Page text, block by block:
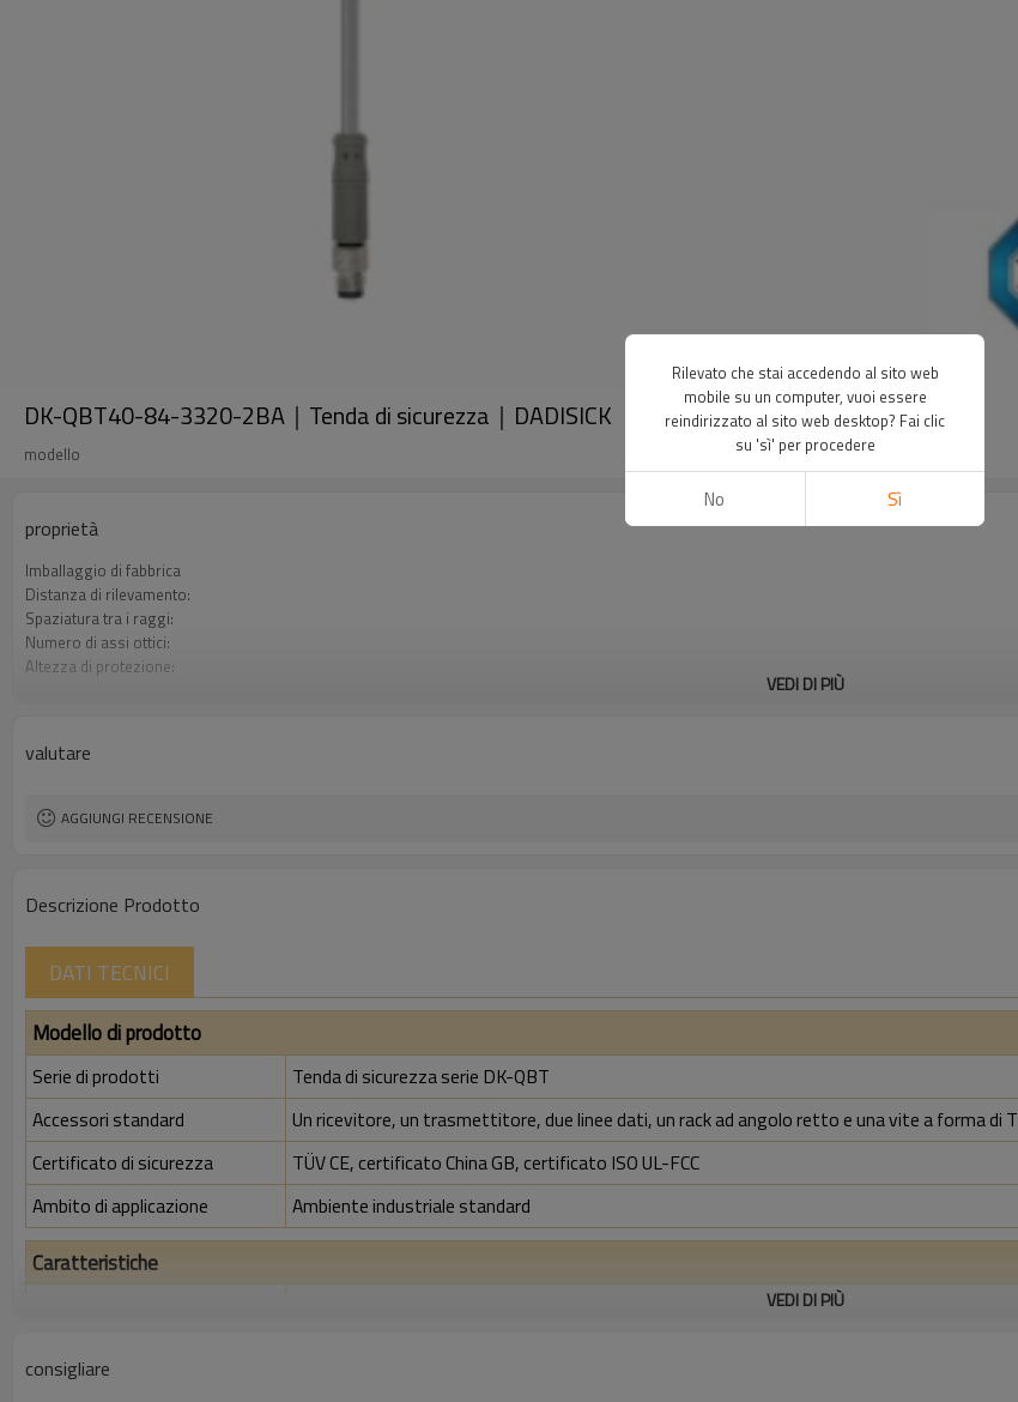
DK-QBT40-84-3320-2BA｜Tenda di sicurezza｜DADISICK
modello
proprietà
Imballaggio di fabbrica
Distanza di rilevamento:
Spaziatura tra i raggi:
Numero di assi ottici:
Altezza di protezione:
VEDI DI PIÙ
valutare
AGGIUNGI RECENSIONE
Descrizione Prodotto
DATI TECNICI
Modello di prodotto
Serie di prodotti
Tenda di sicurezza serie DK-QBT
Accessori standard
Un ricevitore, un trasmettitore, due linee dati, un rack ad angolo retto e una vite a forma di T
Certificato di sicurezza
TÜV CE, certificato China GB, certificato ISO UL-FCC
Ambito di applicazione
Ambiente industriale standard
Caratteristiche
VEDI DI PIÙ
consigliare
Rilevato che stai accedendo al sito web
mobile su un computer, vuoi essere
reindirizzato al sito web desktop? Fai clic
su 'sì' per procedere
No Sì